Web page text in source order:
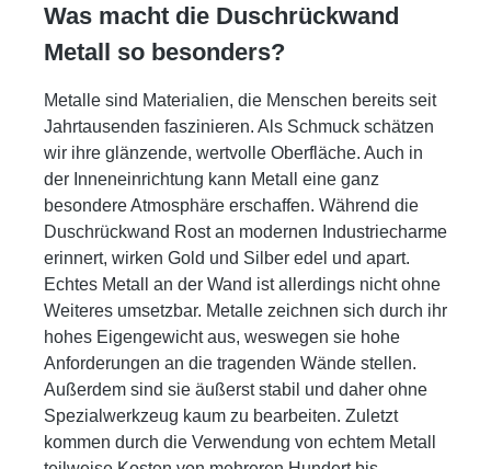
Was macht die Duschrückwand
Metall so besonders?
Metalle sind Materialien, die Menschen bereits seit
Jahrtausenden faszinieren. Als Schmuck schätzen
wir ihre glänzende, wertvolle Oberfläche. Auch in
der Inneneinrichtung kann Metall eine ganz
besondere Atmosphäre erschaffen. Während die
Duschrückwand Rost an modernen Industriecharme
erinnert, wirken Gold und Silber edel und apart.
Echtes Metall an der Wand ist allerdings nicht ohne
Weiteres umsetzbar. Metalle zeichnen sich durch ihr
hohes Eigengewicht aus, weswegen sie hohe
Anforderungen an die tragenden Wände stellen.
Außerdem sind sie äußerst stabil und daher ohne
Spezialwerkzeug kaum zu bearbeiten. Zuletzt
kommen durch die Verwendung von echtem Metall